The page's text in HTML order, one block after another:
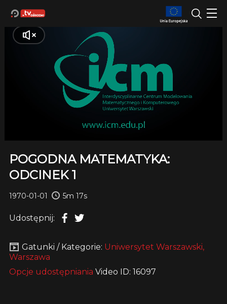
POGODNA MATEMATYKA:
ODCINEK 1
1970-01-01 5m 17s
Udostępnij:
Gatunki / Kategorie: Uniwersytet Warszawski,
Warszawa
Opcje udostępniania Video ID: 16097